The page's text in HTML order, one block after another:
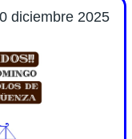
diciembre 2025